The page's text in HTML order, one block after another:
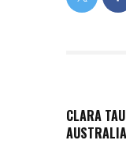
CLARA